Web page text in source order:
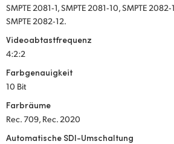
SMPTE 2081‑1, SMPTE 2081‑10, SMPTE
SMPTE 2082‑12.
Videoabtastfrequenz
4:2:2
Farbgenauigkeit
10 Bit
Farbräume
Rec. 709, Rec. 2020
Automatische SDI-Umschaltung